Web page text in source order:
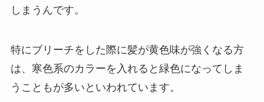
しまうんです。
特にブリーチをした際に髪が黄色味が強くなる方
は、寒色系のカラーを入れると緑色になってしま
うこともが多いといわれています。